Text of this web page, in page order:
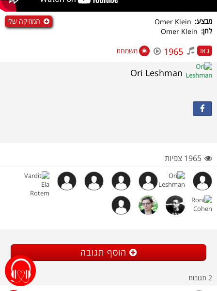
מבצע: Omer Klein
לחן: Omer Klein
המוזיקה שלי
ג'אז 1965 משמחת
Ori Leshman
1965 צפיות
הוסף תגובה
2 תגובות